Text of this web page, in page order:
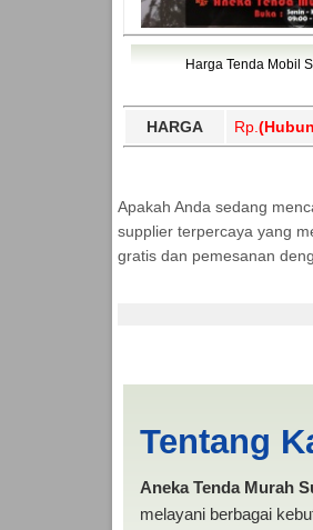
Harga Tenda Mobil
HARGA Rp.
Apakah Anda sedang
supplier terpercaya yang
gratis dan pemesanan
Tentang
Aneka Tenda Murah
melayani berbagai